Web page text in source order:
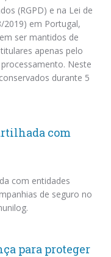
(RGPD) e na Lei de
2019) em Portugal,
ser mantidos de
apenas pelo
Neste
durante 5
com
com entidades
de seguro no
para proteger